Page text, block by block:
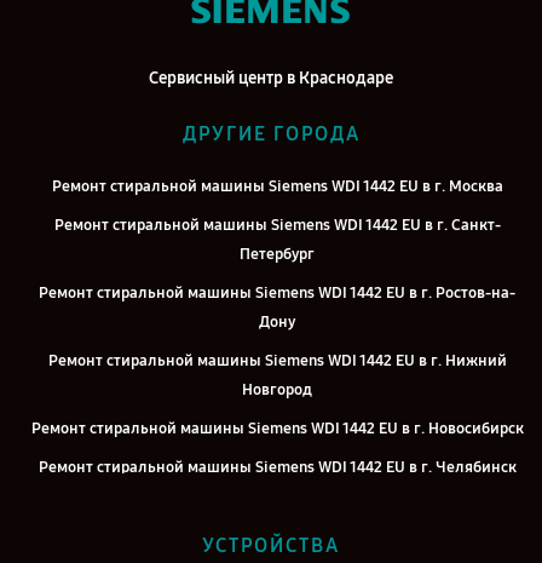
Сервисный центр в Краснодаре
ДРУГИЕ ГОРОДА
Ремонт стиральной машины Siemens WDI 1442 EU в г. Москва
Ремонт стиральной машины Siemens WDI 1442 EU в г. Санкт-
Петербург
Ремонт стиральной машины Siemens WDI 1442 EU в г. Ростов-на-
Дону
Ремонт стиральной машины Siemens WDI 1442 EU в г. Нижний
Новгород
Ремонт стиральной машины Siemens WDI 1442 EU в г. Новосибирск
Ремонт стиральной машины Siemens WDI 1442 EU в г. Челябинск
Екатеринбург
УСТРОЙСТВА